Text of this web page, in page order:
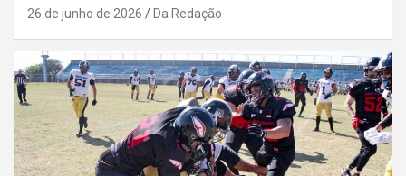
26 de junho de 2026 Da Redação